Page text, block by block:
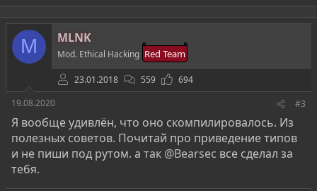
о
M MLNK
Mod. Ethical Hacking Red Team
23.01.2018 559
694
19.08.2020
#3
Я вообще удивлён, что оно скомпилировалось. Из
полезных советов. Почитай про приведение типов
и не пиши под рутом. а так @Bearsec все сделал за
тебя.